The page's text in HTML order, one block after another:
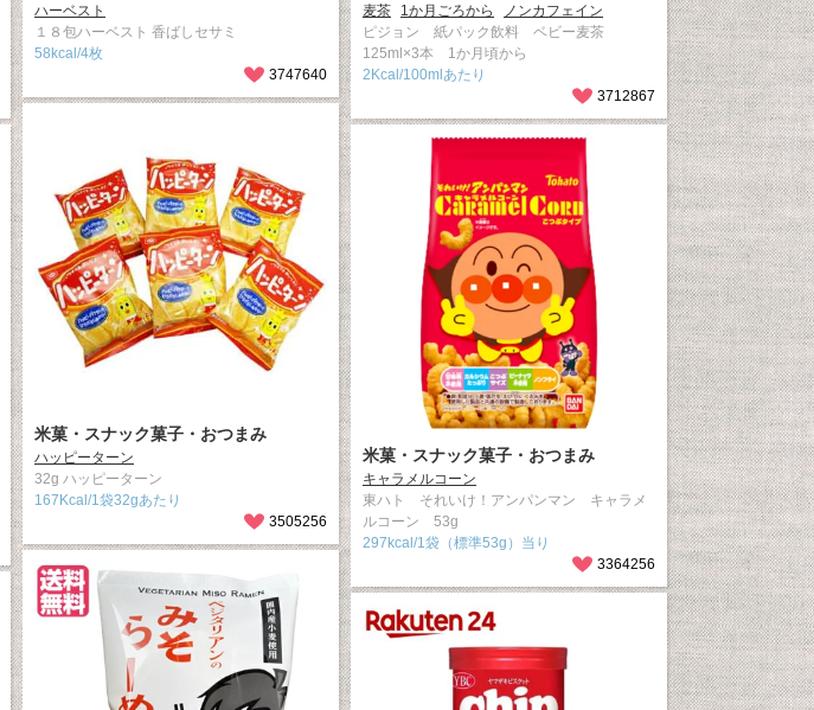
ハーベスト
１８包ハーベスト 香ばしセサミ
58kcal/4枚
3747640
麦茶 1か月ごろから
ノンカフェイン
ピジョン 紙パック飲料 ベビー麦茶
125ml×3本 1か月頃から
2Kcal/100mlあたり
3712867
米菓・スナック菓子・おつまみ
ハッピーターン
32g ハッピーターン
167Kcal/1袋32gあたり
3505256
米菓・スナック菓子・おつまみ
キャラメルコーン
東ハト それいけ！アンパンマン キャラメ
ルコーン 53g
297kcal/1袋（標準53g）当り
3364256